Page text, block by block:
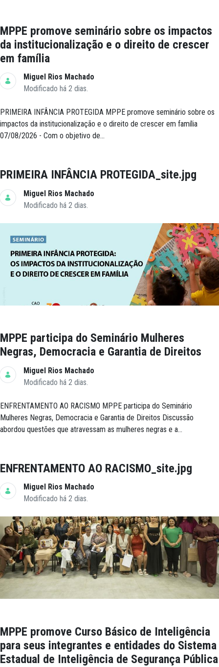
MPPE promove seminário sobre os impactos
da institucionalização e o direito de crescer
em família
Miguel Rios Machado
Modificado há 2 dias.
PRIMEIRA INFÂNCIA PROTEGIDA MPPE promove seminário sobre os
impactos da institucionalização e o direito de crescer em família
07/08/2026 - Com o objetivo de...
PRIMEIRA INFÂNCIA PROTEGIDA_site.jpg
Miguel Rios Machado
Modificado há 2 dias.
MPPE participa do Seminário Mulheres
Negras, Democracia e Garantia de Direitos
Miguel Rios Machado
Modificado há 2 dias.
ENFRENTAMENTO AO RACISMO MPPE participa do Seminário
Mulheres Negras, Democracia e Garantia de Direitos Discussão
abordou questões que atravessam as mulheres negras e a...
ENFRENTAMENTO AO RACISMO_site.jpg
Miguel Rios Machado
Modificado há 2 dias.
MPPE promove Curso Básico de Inteligência
para seus integrantes e entidades do Sistema
Estadual de Inteligência de Segurança Pública